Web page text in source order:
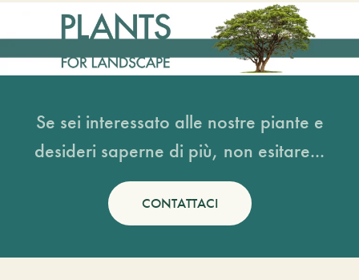
Se sei interessato alle nostre piante e
desideri saperne di più, non esitare...
CONTATTACI